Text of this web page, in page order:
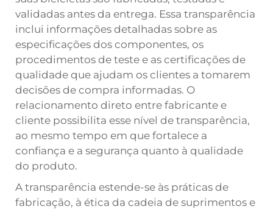
validadas antes da entrega. Essa transparência
inclui informações detalhadas sobre as
especificações dos componentes, os
procedimentos de teste e as certificações de
qualidade que ajudam os clientes a tomarem
decisões de compra informadas. O
relacionamento direto entre fabricante e
cliente possibilita esse nível de transparência,
ao mesmo tempo em que fortalece a
confiança e a segurança quanto à qualidade
do produto.
A transparência estende-se às práticas de
fabricação, à ética da cadeia de suprimentos e